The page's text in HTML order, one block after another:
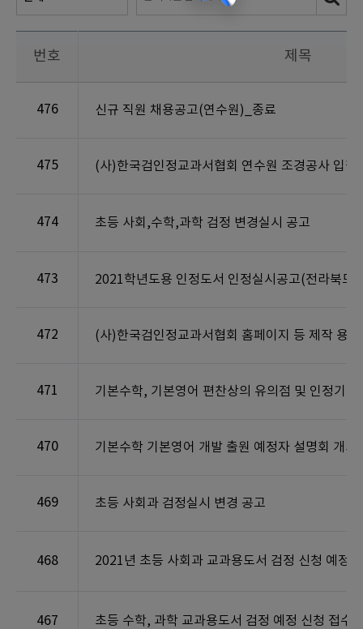
번호 제목
476 신규 직원 채용공고(연수원)_종료
475 (사)한국검인정교과서협회 연수원 조경공사 입찰
474 초등 사회,수학,과학 검정 변경실시 공고
473 2021학년도용 인정도서 인정실시공고(전라북도
472 (사)한국검인정교과서협회 홈페이지 등 제작 용
471 기본수학, 기본영어 편찬상의 유의점 및 인정기준
470 기본수학 기본영어 개발 출원 예정자 설명회 개최
469 초등 사회과 검정실시 변경 공고
468 2021년 초등 사회과 교과용도서 검정 신청 예정
467 초등 수학, 과학 교과용도서 검정 예정 신청 접수